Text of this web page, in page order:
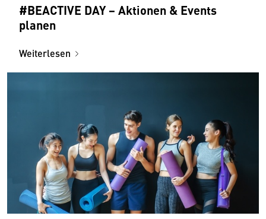
#BEACTIVE DAY − Aktionen & Events
planen
Weiterlesen